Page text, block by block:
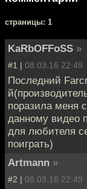
cтраницы: 1
KaRbOFFoSS »
#1 | 08.03.16 22:49
Последний
поразила меня
данному видео
для любителя
поиграть)
Artmann »
#2 | 08.03.16 22:49